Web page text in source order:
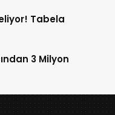
Tabela
3 Milyon